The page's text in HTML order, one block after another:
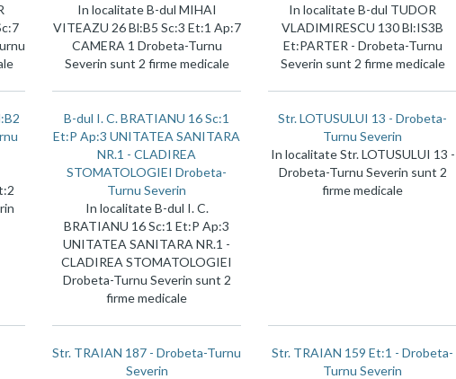
In localitate B-dul MIHAI
VITEAZU 26 Bl:B5 Sc:3 Et:1 Ap:7
CAMERA 1 Drobeta-Turnu
Severin sunt 2 firme medicale
In localitate B-dul TUDOR
VLADIMIRESCU 130 Bl:IS3B
Et:PARTER - Drobeta-Turnu
Severin sunt 2 firme medicale
B-dul I. C. BRATIANU 16 Sc:1
Et:P Ap:3 UNITATEA SANITARA
NR.1 - CLADIREA
STOMATOLOGIEI Drobeta-
Turnu Severin
In localitate B-dul I. C.
BRATIANU 16 Sc:1 Et:P Ap:3
UNITATEA SANITARA NR.1 -
CLADIREA STOMATOLOGIEI
Drobeta-Turnu Severin sunt 2
firme medicale
Str. LOTUSULUI 13 - Drobeta-
Turnu Severin
In localitate Str. LOTUSULUI 13 -
Drobeta-Turnu Severin sunt 2
firme medicale
Str. TRAIAN 187 - Drobeta-Turnu
Severin
Str. TRAIAN 159 Et:1 - Drobeta-
Turnu Severin